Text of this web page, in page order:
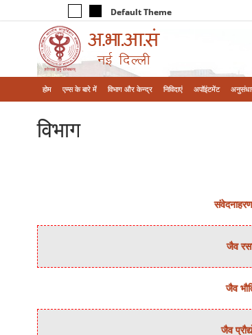
Default Theme
होम एम्‍स के बारे में विभाग और केन्‍द्र निविदाएं अपॉइंटमेंट
विभाग
संवेदनाहरण
जैव
जैव
जैव